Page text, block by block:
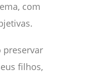
com
preservar
filhos,